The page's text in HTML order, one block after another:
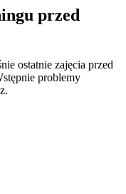
przed
ostatnie zajęcia przed
problemy